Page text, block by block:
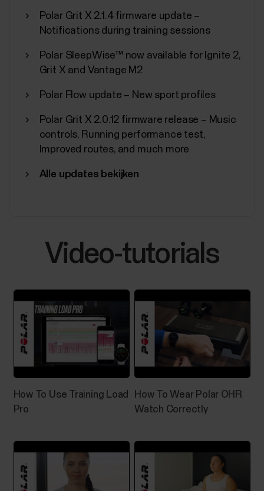
Polar Grit X 2.1.4 firmware update –
Notifications during training sessions
Polar SleepWise™ now available for Ignite 2,
Grit X and Vantage M2
Polar Flow update – New sport profiles
Polar Grit X 2.0.12 firmware release – Music
controls, Running performance test,
Improved routes, and much more
Alle updates bekijken
Video-tutorials
How To Use Training Load
Pro
How To Wear Polar OHR
Watch Correctly